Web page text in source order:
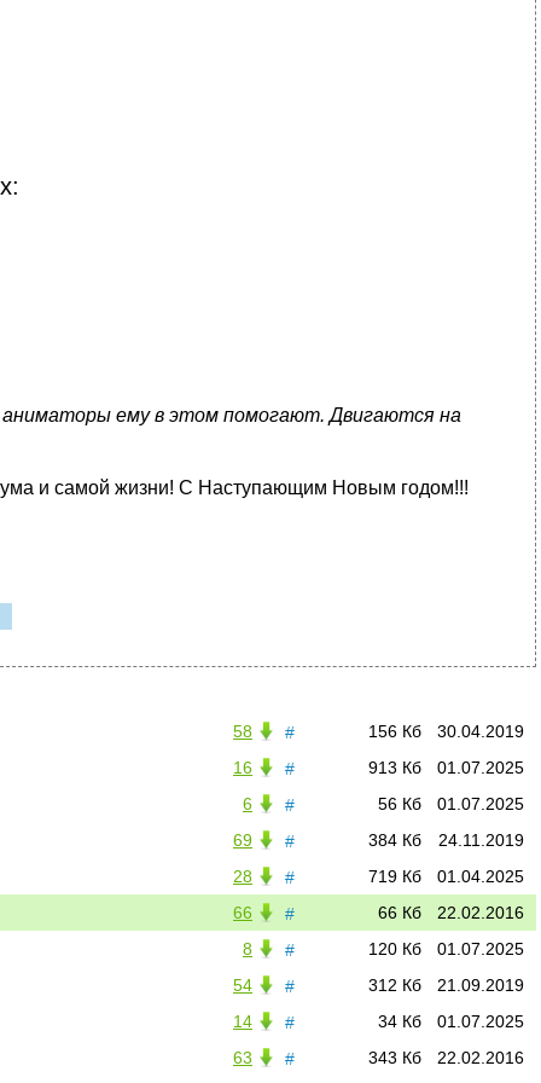
аниматоры ему в этом помогают. Двигаются на
ума и самой жизни! С Наступающим Новым годом!!!
# 30.04.2019
156 Кб
58
#
01.07.2025
913 Кб
16
#
01.07.2025
56 Кб
6
#
24.11.2019
384 Кб
69
#
01.04.2025
719 Кб
28
#
22.02.2016
66 Кб
66
#
01.07.2025
120 Кб
8
#
21.09.2019
312 Кб
54
#
01.07.2025
34 Кб
14
#
22.02.2016
343 Кб
63